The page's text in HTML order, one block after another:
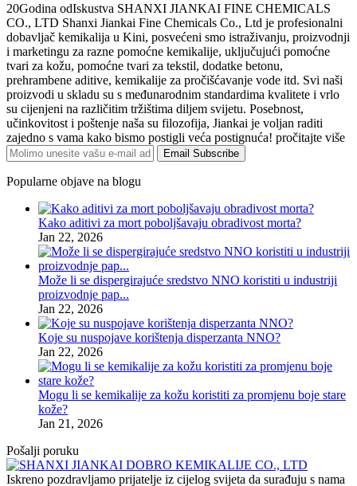
20Godina odIskustva SHANXI JIANKAI FINE CHEMICALS
CO., LTD Shanxi Jiankai Fine Chemicals Co., Ltd je profesionalni
dobavljač kemikalija u Kini, posvećeni smo istraživanju, proizvodnji
i marketingu za razne pomoćne kemikalije, uključujući pomoćne
tvari za kožu, pomoćne tvari za tekstil, dodatke betonu,
prehrambene aditive, kemikalije za pročišćavanje vode itd. Svi naši
proizvodi u skladu su s međunarodnim standardima kvalitete i vrlo
su cijenjeni na različitim tržištima diljem svijetu. Posebnost,
učinkovitost i poštenje naša su filozofija, Jiankai je voljan raditi
zajedno s vama kako bismo postigli veća postignuća! pročitajte više
Email Subscribe
Popularne objave na blogu
Kako aditivi za mort poboljšavaju obradivost morta?
Jan 22, 2026
Može li se dispergirajuće sredstvo NNO koristiti u industriji
proizvodnje pap...
Jan 22, 2026
Koje su nuspojave korištenja disperzanta NNO?
Jan 22, 2026
Mogu li se kemikalije za kožu koristiti za promjenu boje stare
kože?
Jan 21, 2026
Pošalji poruku
Iskreno pozdravljamo prijatelje iz cijelog svijeta da surađuju s nama